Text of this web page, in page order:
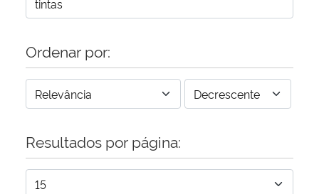
Banco Central do Brasil
Ordenar por:
Resultados por página: